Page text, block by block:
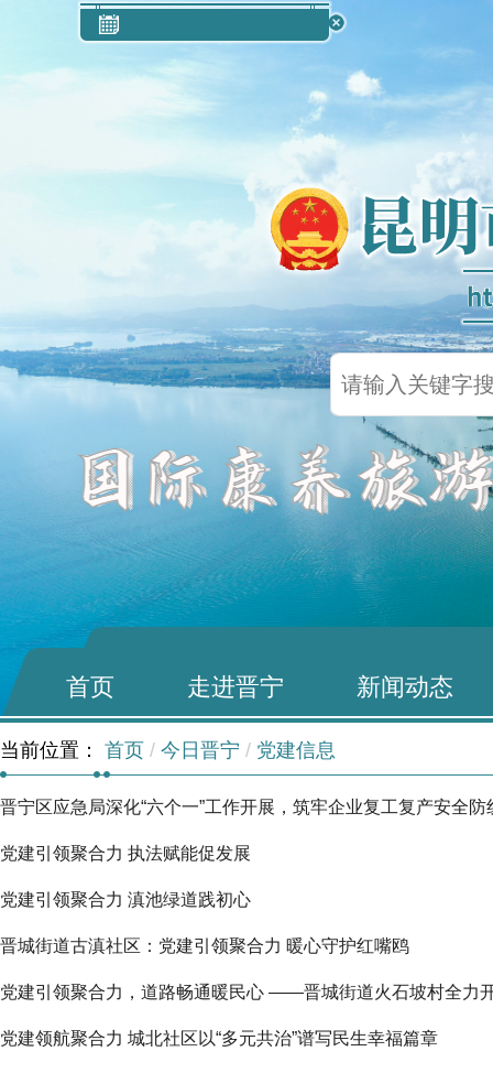
首页 走进晋宁 新闻动态
当前位置： 首页 / 今日晋宁 / 党建信息
晋宁区应急局深化“六个一”工作开展，筑牢企业复工复产安全防
党建引领聚合力 执法赋能促发展
党建引领聚合力 滇池绿道践初心
晋城街道古滇社区：党建引领聚合力 暖心守护红嘴鸥
党建引领聚合力，道路畅通暖民心 ——晋城街道火石坡村全力
党建领航聚合力 城北社区以“多元共治”谱写民生幸福篇章